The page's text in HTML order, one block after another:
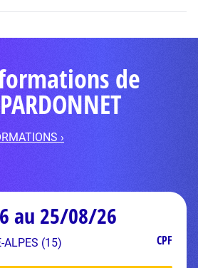
de
›
au 25/08/26
ALPES (15) CPF